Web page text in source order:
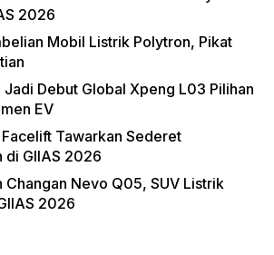
2026
Mobil Listrik Polytron, Pikat
Jadi Debut Global Xpeng L03 Pilihan
EV
Tawarkan Sederet
di GIIAS 2026
Changan Nevo Q05, SUV Listrik
2026